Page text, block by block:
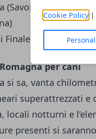
Cookie Policy|
Ligure
per cani
si sa, vanta
superattrezzati e
locali notturni e
presenti si